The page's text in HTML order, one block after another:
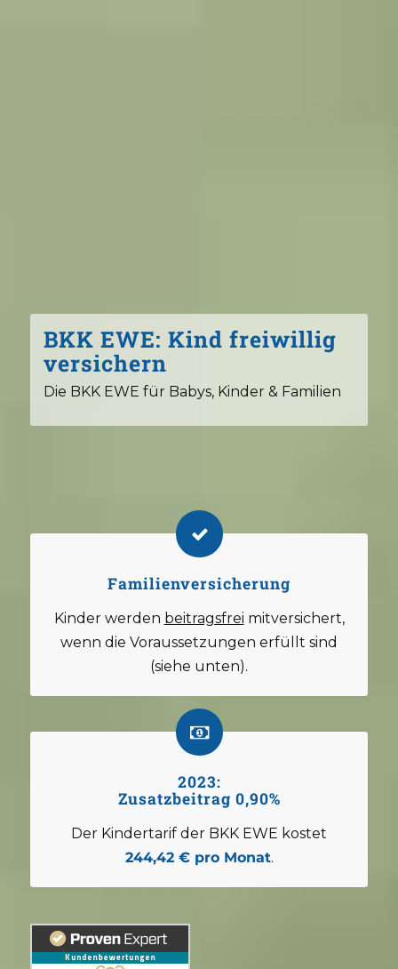
BKK EWE: Kind freiwillig
versichern
Die BKK EWE für Babys, Kinder & Familien
Familienversicherung
Kinder werden beitragsfrei mitversichert,
wenn die Voraussetzungen erfüllt sind
(siehe unten).
2023:
Zusatzbeitrag 0,90%
Der Kindertarif der BKK EWE kostet
244,42 € pro Monat.